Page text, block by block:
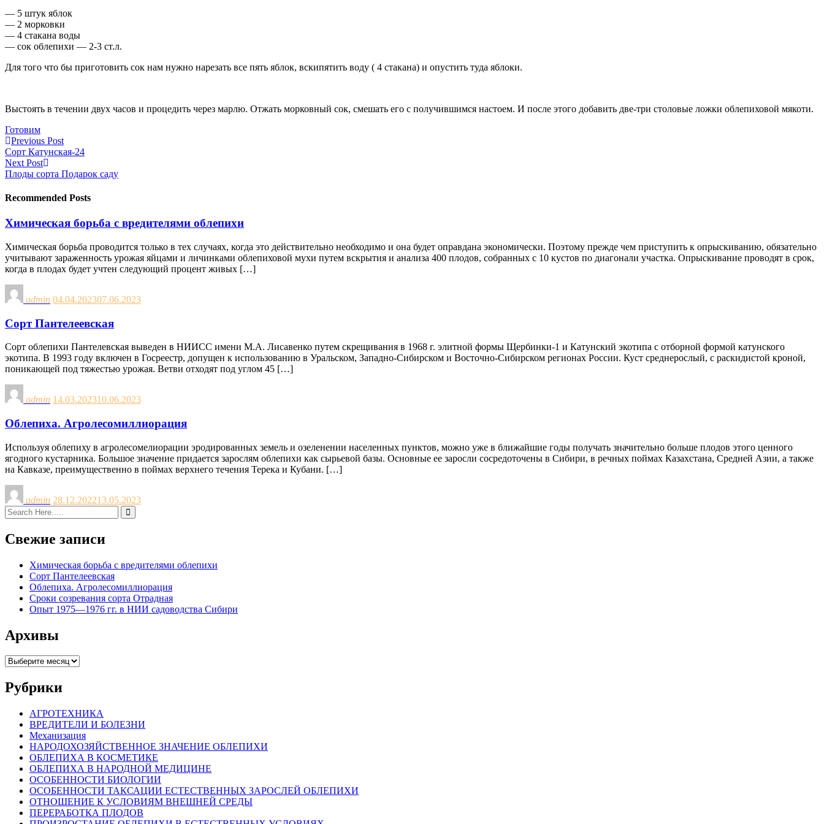
— 5 штук яблок
— 2 морковки
— 4 стакана воды
— сок облепихи — 2-3 ст.л.
Для того что бы приготовить сок нам нужно нарезать все пять яблок, вскипятить воду ( 4 стакана) и опустить туда яблоки.
Выстоять в течении двух часов и процедить через марлю. Отжать морковный сок, смешать его с получившимся настоем. И после этого добавить две-три столовые ложки облепиховой мякоти.
Готовим
Previous Post
Сорт Катунская-24
Next Post
Плоды сорта Подарок саду
Recommended Posts
Химическая борьба с вредителями облепихи
Химическая борьба проводится только в тех случаях, когда это действительно необходимо и она будет оправдана эконо­мически. Поэтому прежде чем приступить к опрыскиванию, обя­зательно
учитывают зараженность урожая яйцами и личинками облепиховой мухи путем вскрытия и анализа 400 плодов, со­бранных с 10 кустов по диагонали участка. Опрыскивание про­водят в срок,
когда в плодах будет учтен следующий процент живых […]
admin 04.04.202307.06.2023
Сорт Пантелеевская
Сорт облепихи Пантелевская выведен в НИИCC имени М.А. Лисавенко путем скрещивания в 1968 г. элитной формы Щербинки-1 и Катунский экотипа с отборной формой катунского
экотипа. В 1993 году включен в Госреестр, допущен к использованию в Уральском, Западно-Сибирском и Восточно-Сибирском регионах России. Куст среднерослый, с раскидистой кроной,
поникающей под тяжестью урожая. Ветви отходят под углом 45 […]
admin 14.03.202310.06.2023
Облепиха. Агролесомиллиорация
Используя облепиху в агролесомелиорации эродированных земель и озеленении населенных пунктов, можно уже в ближай­шие годы получать значительно больше плодов этого ценного
ягодного кустарника. Большое значение придается зарослям об­лепихи как сырьевой базы. Основные ее заросли сосредоточены в Сибири, в речных поймах Казахстана, Средней Азии, а также
на Кавказе, преимущественно в поймах верхнего течения Терека и Кубани. […]
admin 28.12.202213.05.2023
Свежие записи
Химическая борьба с вредителями облепихи
Сорт Пантелеевская
Облепиха. Агролесомиллиорация
Сроки созревания сорта Отрадная
Опыт 1975—1976 гг. в НИИ садоводства Сибири
Архивы
Архивы
Рубрики
АГРОТЕХНИКА
ВРЕДИТЕЛИ И БОЛЕЗНИ
Механизация
НАРОДОХОЗЯЙСТВЕННОЕ ЗНАЧЕНИЕ ОБЛЕПИХИ
ОБЛЕПИХА В КОСМЕТИКЕ
ОБЛЕПИХА В НАРОДНОЙ МЕДИЦИНЕ
ОСОБЕННОСТИ БИОЛОГИИ
ОСОБЕННОСТИ ТАКСАЦИИ ЕСТЕСТВЕННЫХ ЗАРОСЛЕЙ ОБЛЕПИХИ
ОТНОШЕНИЕ К УСЛОВИЯМ ВНЕШНЕЙ СРЕДЫ
ПЕРЕРАБОТКА ПЛОДОВ